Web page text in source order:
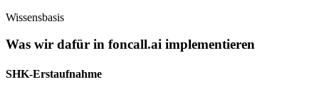
Wissensbasis
Was wir dafür in foncall.ai implementieren
SHK-Erstaufnahme